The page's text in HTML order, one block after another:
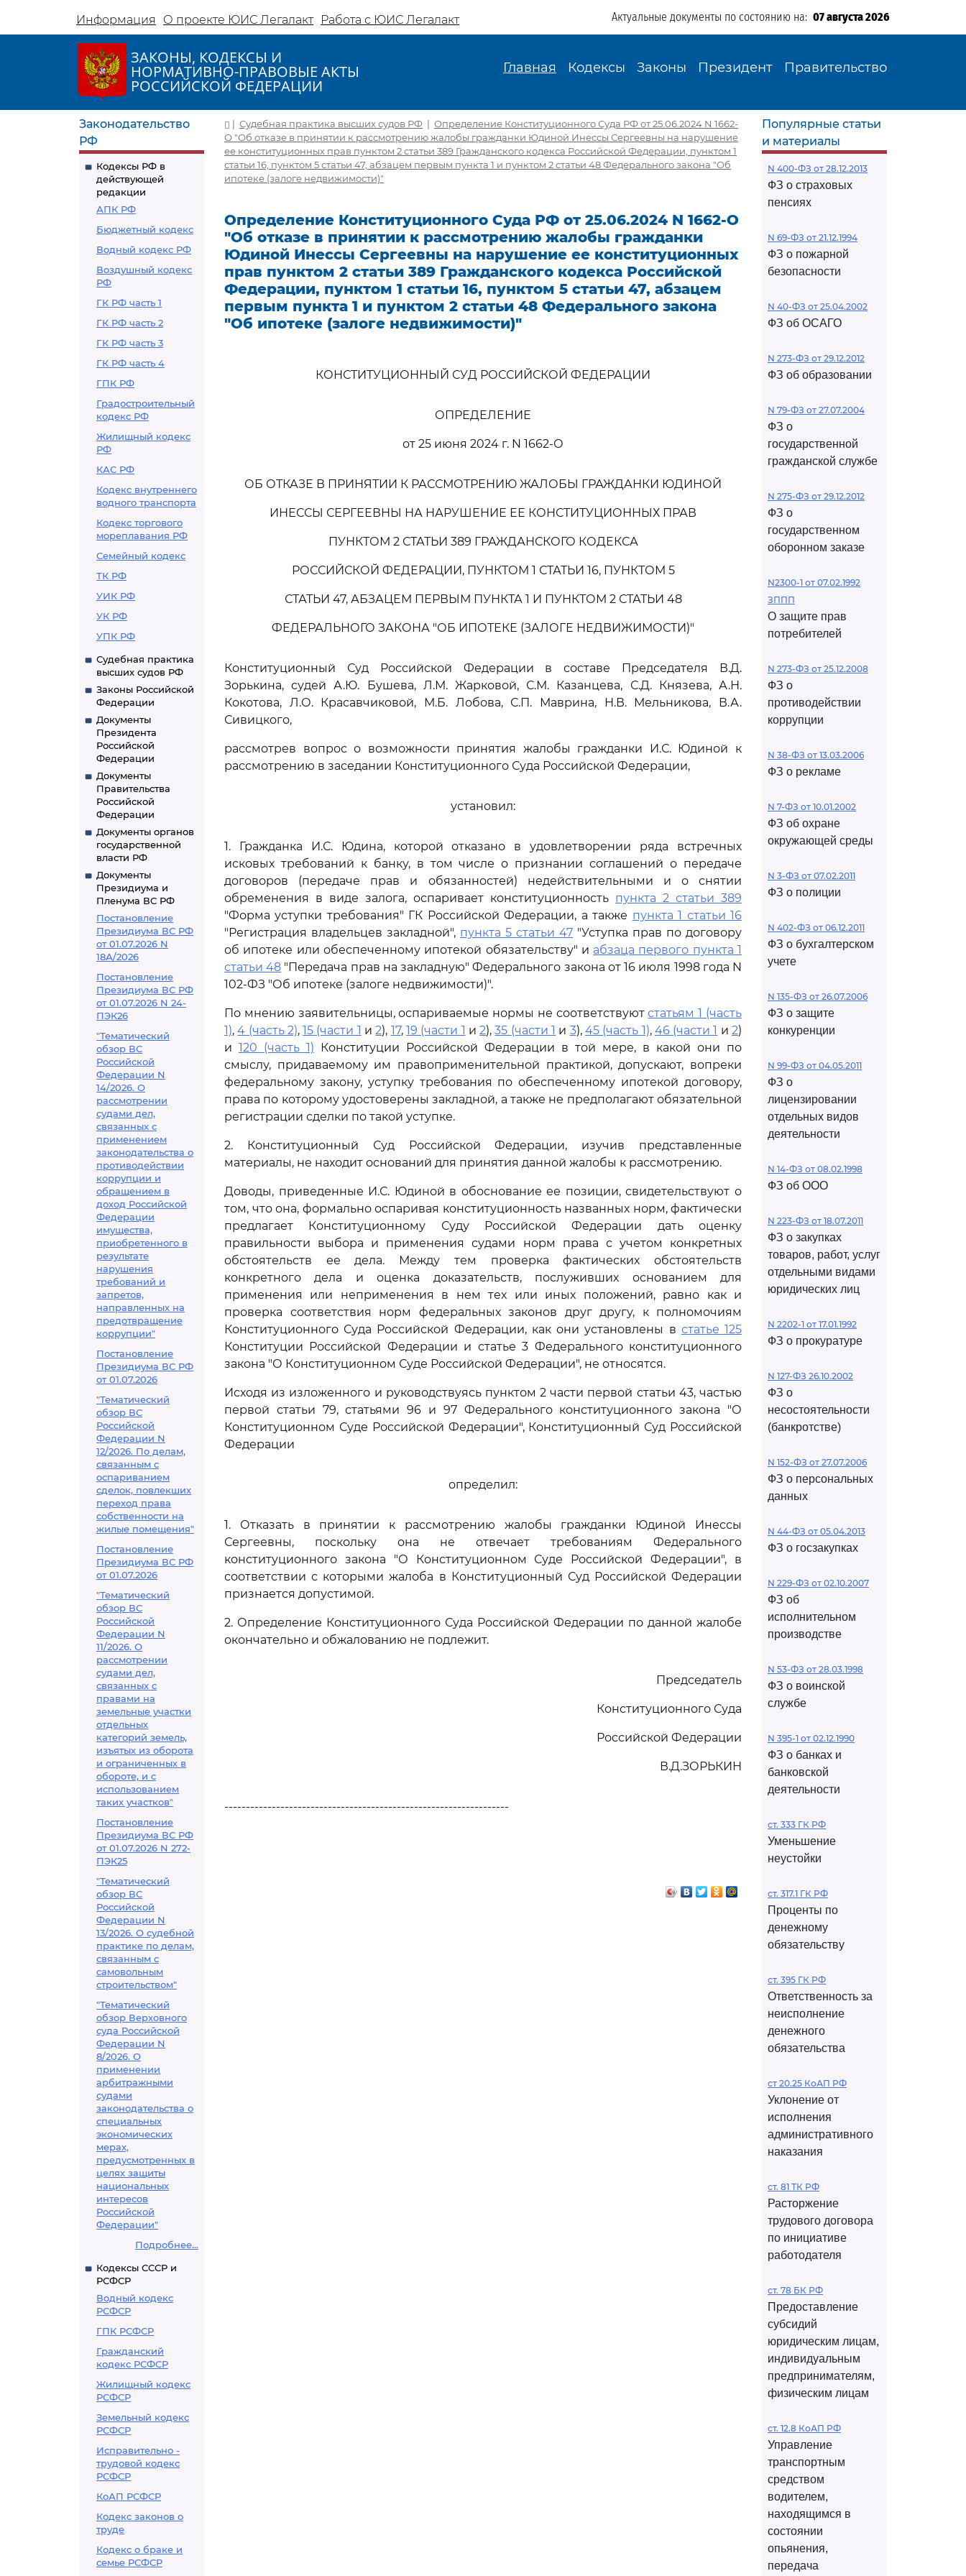
Информация О проекте ЮИС Легалакт Работа с ЮИС Легалакт Актуальные документы по состоянию на: 07 августа 2026
ЗАКОНЫ, КОДЕКСЫ И
НОРМАТИВНО-ПРАВОВЫЕ АКТЫ
РОССИЙСКОЙ ФЕДЕРАЦИИ
Главная Кодексы Законы Президент Правительство
Законодательство
РФ
Кодексы РФ в
действующей
редакции
АПК РФ
Бюджетный кодекс
Водный кодекс РФ
Воздушный кодекс
РФ
ГК РФ часть 1
ГК РФ часть 2
ГК РФ часть 3
ГК РФ часть 4
ГПК РФ
Градостроительный
кодекс РФ
Жилищный кодекс
РФ
КАС РФ
Кодекс внутреннего
водного транспорта
Кодекс торгового
мореплавания РФ
Семейный кодекс
ТК РФ
УИК РФ
УК РФ
УПК РФ
Судебная практика
высших судов РФ
Законы Российской
Федерации
Документы
Президента
Российской
Федерации
Документы
Правительства
Российской
Федерации
Документы органов
государственной
власти РФ
Документы
Президиума и
Пленума ВС РФ
Постановление
Президиума ВС РФ
от 01.07.2026 N
18А/2026
Постановление
Президиума ВС РФ
от 01.07.2026 N 24-
ПЭК26
"Тематический
обзор ВС
Российской
Федерации N
14/2026. О
рассмотрении
судами дел,
связанных с
применением
законодательства о
противодействии
коррупции и
обращением в
доход Российской
Федерации
имущества,
приобретенного в
результате
нарушения
требований и
запретов,
направленных на
предотвращение
коррупции"
Постановление
Президиума ВС РФ
от 01.07.2026
"Тематический
обзор ВС
Российской
Федерации N
12/2026. По делам,
связанным с
оспариванием
сделок, повлекших
переход права
собственности на
жилые помещения"
Постановление
Президиума ВС РФ
от 01.07.2026
"Тематический
обзор ВС
Российской
Федерации N
11/2026. О
рассмотрении
судами дел,
связанных с
правами на
земельные участки
отдельных
категорий земель,
изъятых из оборота
и ограниченных в
обороте, и с
использованием
таких участков"
Постановление
Президиума ВС РФ
от 01.07.2026 N 272-
ПЭК25
"Тематический
обзор ВС
Российской
Федерации N
13/2026. О судебной
практике по делам,
связанным с
самовольным
строительством"
"Тематический
обзор Верховного
суда Российской
Федерации N
8/2026. О
применении
арбитражными
судами
законодательства о
специальных
экономических
мерах,
предусмотренных в
целях защиты
национальных
интересов
Российской
Федерации"
Подробнее...
Кодексы СССР и
РСФСР
Водный кодекс
РСФСР
ГПК РСФСР
Гражданский
кодекс РСФСР
Жилищный кодекс
РСФСР
Земельный кодекс
РСФСР
Исправительно -
трудовой кодекс
РСФСР
КоАП РСФСР
Кодекс законов о
труде
Кодекс о браке и
семье РСФСР
| Судебная практика высших судов РФ | Определение Конституционного Суда РФ от 25.06.2024 N 1662-
О "Об отказе в принятии к рассмотрению жалобы гражданки Юдиной Инессы Сергеевны на нарушение
ее конституционных прав пунктом 2 статьи 389 Гражданского кодекса Российской Федерации, пунктом 1
статьи 16, пунктом 5 статьи 47, абзацем первым пункта 1 и пунктом 2 статьи 48 Федерального закона "Об
ипотеке (залоге недвижимости)"
Определение Конституционного Суда РФ от 25.06.2024 N 1662-О
"Об отказе в принятии к рассмотрению жалобы гражданки
Юдиной Инессы Сергеевны на нарушение ее конституционных
прав пунктом 2 статьи 389 Гражданского кодекса Российской
Федерации, пунктом 1 статьи 16, пунктом 5 статьи 47, абзацем
первым пункта 1 и пунктом 2 статьи 48 Федерального закона
"Об ипотеке (залоге недвижимости)"
КОНСТИТУЦИОННЫЙ СУД РОССИЙСКОЙ ФЕДЕРАЦИИ
ОПРЕДЕЛЕНИЕ
от 25 июня 2024 г. N 1662-О
ОБ ОТКАЗЕ В ПРИНЯТИИ К РАССМОТРЕНИЮ ЖАЛОБЫ ГРАЖДАНКИ ЮДИНОЙ
ИНЕССЫ СЕРГЕЕВНЫ НА НАРУШЕНИЕ ЕЕ КОНСТИТУЦИОННЫХ ПРАВ
ПУНКТОМ 2 СТАТЬИ 389 ГРАЖДАНСКОГО КОДЕКСА
РОССИЙСКОЙ ФЕДЕРАЦИИ, ПУНКТОМ 1 СТАТЬИ 16, ПУНКТОМ 5
СТАТЬИ 47, АБЗАЦЕМ ПЕРВЫМ ПУНКТА 1 И ПУНКТОМ 2 СТАТЬИ 48
ФЕДЕРАЛЬНОГО ЗАКОНА "ОБ ИПОТЕКЕ (ЗАЛОГЕ НЕДВИЖИМОСТИ)"
Конституционный Суд Российской Федерации в составе Председателя В.Д.
Зорькина, судей А.Ю. Бушева, Л.М. Жарковой, С.М. Казанцева, С.Д. Князева, А.Н.
Кокотова, Л.О. Красавчиковой, М.Б. Лобова, С.П. Маврина, Н.В. Мельникова, В.А.
Сивицкого,
рассмотрев вопрос о возможности принятия жалобы гражданки И.С. Юдиной к
рассмотрению в заседании Конституционного Суда Российской Федерации,
установил:
1. Гражданка И.С. Юдина, которой отказано в удовлетворении ряда встречных
исковых требований к банку, в том числе о признании соглашений о передаче
договоров (передаче прав и обязанностей) недействительными и о снятии
обременения в виде залога, оспаривает конституционность пункта 2 статьи 389
"Форма уступки требования" ГК Российской Федерации, а также пункта 1 статьи 16
"Регистрация владельцев закладной", пункта 5 статьи 47 "Уступка прав по договору
об ипотеке или обеспеченному ипотекой обязательству" и абзаца первого пункта 1
статьи 48 "Передача прав на закладную" Федерального закона от 16 июля 1998 года N
102-ФЗ "Об ипотеке (залоге недвижимости)".
По мнению заявительницы, оспариваемые нормы не соответствуютстатьям 1 (часть
1),4 (часть 2),15 (части 1 и2), 17, 19 (части 1 и2),35 (части 1 и 3), 45 (часть 1), 46 (части 1 и2)
и 120 (часть 1) Конституции Российской Федерации в той мере, в какой они по
смыслу, придаваемому им правоприменительной практикой, допускают, вопреки
федеральному закону, уступку требования по обеспеченному ипотекой договору,
права по которому удостоверены закладной, а также не предполагают обязательной
регистрации сделки по такой уступке.
2. Конституционный Суд Российской Федерации, изучив представленные
материалы, не находит оснований для принятия данной жалобы к рассмотрению.
Доводы, приведенные И.С. Юдиной в обоснование ее позиции, свидетельствуют о
том, что она, формально оспаривая конституционность названных норм, фактически
предлагает Конституционному Суду Российской Федерации дать оценку
правильности выбора и применения судами норм права с учетом конкретных
обстоятельств ее дела. Между тем проверка фактических обстоятельств
конкретного дела и оценка доказательств, послуживших основанием для
применения или неприменения в нем тех или иных положений, равно как и
проверка соответствия норм федеральных законов друг другу, к полномочиям
Конституционного Суда Российской Федерации, как они установлены в статье 125
Конституции Российской Федерации и статье 3 Федерального конституционного
закона "О Конституционном Суде Российской Федерации", не относятся.
Исходя из изложенного и руководствуясь пунктом 2 части первой статьи 43, частью
первой статьи 79, статьями 96 и 97 Федерального конституционного закона "О
Конституционном Суде Российской Федерации", Конституционный Суд Российской
Федерации
определил:
1. Отказать в принятии к рассмотрению жалобы гражданки Юдиной Инессы
Сергеевны, поскольку она не отвечает требованиям Федерального
конституционного закона "О Конституционном Суде Российской Федерации", в
соответствии с которыми жалоба в Конституционный Суд Российской Федерации
признается допустимой.
2. Определение Конституционного Суда Российской Федерации по данной жалобе
окончательно и обжалованию не подлежит.
Председатель
Конституционного Суда
Российской Федерации
В.Д.ЗОРЬКИН
------------------------------------------------------------------
Популярные статьи
и материалы
N 400-ФЗ от 28.12.2013
ФЗ о страховых
пенсиях
N 69-ФЗ от 21.12.1994
ФЗ о пожарной
безопасности
N 40-ФЗ от 25.04.2002
ФЗ об ОСАГО
N 273-ФЗ от 29.12.2012
ФЗ об образовании
N 79-ФЗ от 27.07.2004
ФЗ о
государственной
гражданской службе
N 275-ФЗ от 29.12.2012
ФЗ о
государственном
оборонном заказе
N2300-1 от 07.02.1992
ЗППП
О защите прав
потребителей
N 273-ФЗ от 25.12.2008
ФЗ о
противодействии
коррупции
N 38-ФЗ от 13.03.2006
ФЗ о рекламе
N 7-ФЗ от 10.01.2002
ФЗ об охране
окружающей среды
N 3-ФЗ от 07.02.2011
ФЗ о полиции
N 402-ФЗ от 06.12.2011
ФЗ о бухгалтерском
учете
N 135-ФЗ от 26.07.2006
ФЗ о защите
конкуренции
N 99-ФЗ от 04.05.2011
ФЗ о
лицензировании
отдельных видов
деятельности
N 14-ФЗ от 08.02.1998
ФЗ об ООО
N 223-ФЗ от 18.07.2011
ФЗ о закупках
товаров, работ, услуг
отдельными видами
юридических лиц
N 2202-1 от 17.01.1992
ФЗ о прокуратуре
N 127-ФЗ 26.10.2002
ФЗ о
несостоятельности
(банкротстве)
N 152-ФЗ от 27.07.2006
ФЗ о персональных
данных
N 44-ФЗ от 05.04.2013
ФЗ о госзакупках
N 229-ФЗ от 02.10.2007
ФЗ об
исполнительном
производстве
N 53-ФЗ от 28.03.1998
ФЗ о воинской
службе
N 395-1 от 02.12.1990
ФЗ о банках и
банковской
деятельности
ст. 333 ГК РФ
Уменьшение
неустойки
ст. 317.1 ГК РФ
Проценты по
денежному
обязательству
ст. 395 ГК РФ
Ответственность за
неисполнение
денежного
обязательства
ст 20.25 КоАП РФ
Уклонение от
исполнения
административного
наказания
ст. 81 ТК РФ
Расторжение
трудового договора
по инициативе
работодателя
ст. 78 БК РФ
Предоставление
субсидий
юридическим лицам,
индивидуальным
предпринимателям,
физическим лицам
ст. 12.8 КоАП РФ
Управление
транспортным
средством
водителем,
находящимся в
состоянии
опьянения,
передача